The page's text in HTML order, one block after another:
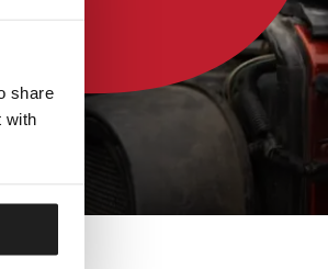
share
with